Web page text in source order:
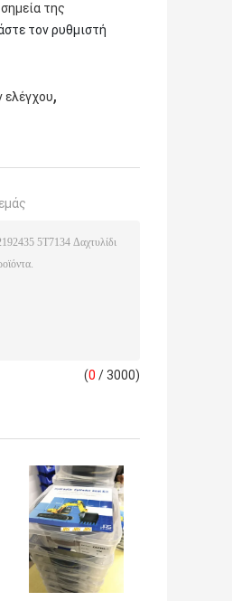
της
τον ρυθμιστή
ελέγχου,
(0 / 3000)